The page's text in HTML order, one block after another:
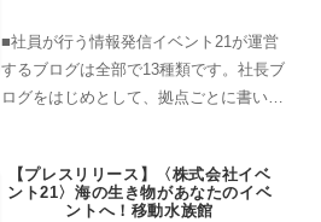
■社員が行う情報発信イベント21が運営
するブログは全部で13種類です。社長ブ
ログをはじめとして、拠点ごとに書いて
（CC）のブログなどがあります。それに
加えてSNSでの投稿内...
【プレスリリース】〈株式会社イベ
ント21〉海の生き物があなたのイベ
ントへ！移動水族館